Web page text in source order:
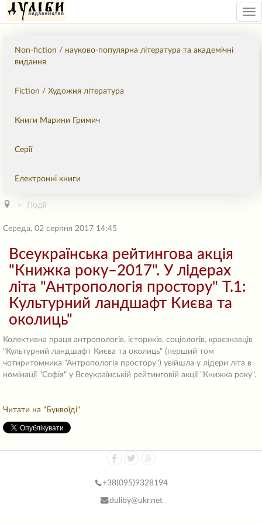
Non-fiction / науково-популярна література та академічні
видання
Fiction / Художня література
Книги Марини Гримич
Серії
Електронні книги
Події
Середа, 02 серпня 2017 14:45
Всеукраїнська рейтингова акція
"Книжка року–2017". У лідерах
літа "Антропологія простору" Т.1:
Культурний ландшафт Києва та
околиць"
Колективна праця антропологів, істориків, соціологів, краєзнавців
"Культурний ландшафт Києва та околиць" (перший том
чотиритомника "Антропологія простору") увійшла у лідери літа в
номінації "Софія" у Всеукраїнській рейтинговій акції "Книжка року".
Читати на "Буквоїді"
+38(095)9328194
duliby@ukr.net